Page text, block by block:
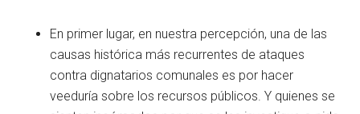
En primer lugar, en nuestra percepción, una de las
causas histórica más recurrentes de ataques
contra dignatarios comunales es por hacer
veeduría sobre los recursos públicos. Y quienes se